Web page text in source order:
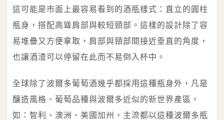
這可能是市面上最容易看到的酒瓶樣式：直立的圓柱
瓶身，搭配高聳肩部與較短頸部。這樣的設計除了容
易堆疊又方便拿取，肩部與頸部間接近垂直的角度，
也讓酒渣可以停留在此而不易倒入杯中。
全球除了波爾多葡萄酒幾乎都採用這種瓶身外，凡是
釀造風格、葡萄品種與波爾多近似的新世界產區，
如：智利、澳洲、美國加州，主流都以這種波爾多瓶